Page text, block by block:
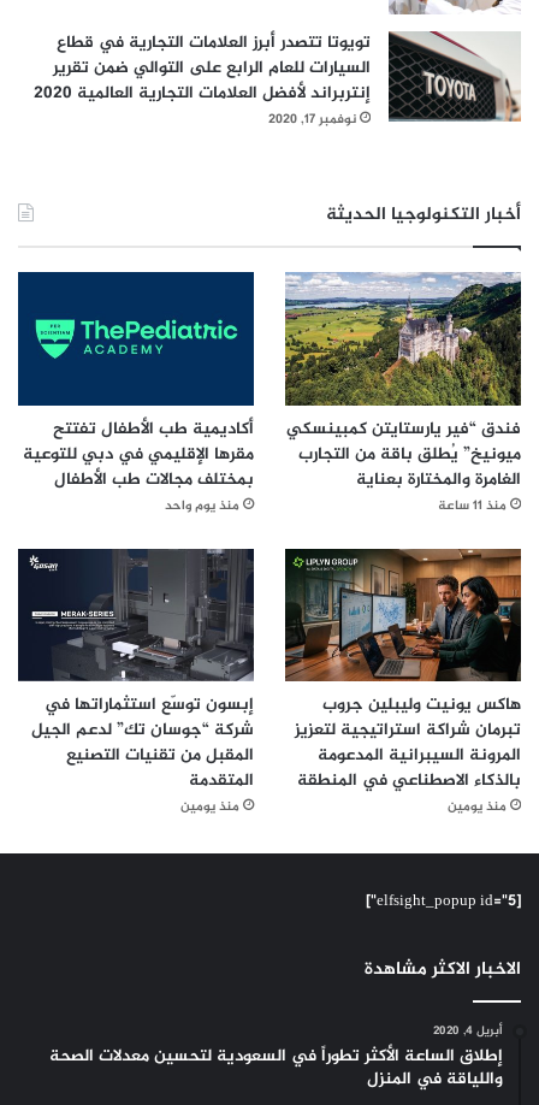
تويوتا تتصدر أبرز العلامات التجارية في قطاع
السيارات للعام الرابع على التوالي ضمن تقرير
إنتربراند لأفضل العلامات التجارية العالمية 2020
نوفمبر 17, 2020
أخبار التكنولوجيا الحديثة
فندق “فير يارستايتن كمبينسكي
ميونيخ” يُطلق باقة من التجارب
الغامرة والمختارة بعناية
منذ 11 ساعة
أكاديمية طب الأطفال تفتتح
مقرها الإقليمي في دبي للتوعية
بمختلف مجالات طب الأطفال
منذ يوم واحد
هاكس يونيت وليبلين جروب
تبرمان شراكة استراتيجية لتعزيز
المرونة السيبرانية المدعومة
بالذكاء الاصطناعي في المنطقة
منذ يومين
إبسون توسّع استثماراتها في
شركة “جوسان تك” لدعم الجيل
المقبل من تقنيات التصنيع
المتقدمة
منذ يومين
[elfsight_popup id="5"]
الاخبار الاكثر مشاهدة
أبريل 4, 2020
إطلاق الساعة الأكثر تطوراً في السعودية لتحسين معدلات الصحة
واللياقة في المنزل